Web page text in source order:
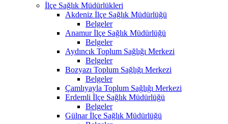
İlçe Sağlık Müdürlükleri
Akdeniz İlçe Sağlık Müdürlüğü
Belgeler
Anamur İlçe Sağlık Müdürlüğü
Belgeler
Aydıncık Toplum Sağlığı Merkezi
Belgeler
Bozyazı Toplum Sağlığı Merkezi
Belgeler
Çamlıyayla Toplum Sağlığı Merkezi
Erdemli İlçe Sağlık Müdürlüğü
Belgeler
Gülnar İlçe Sağlık Müdürlüğü